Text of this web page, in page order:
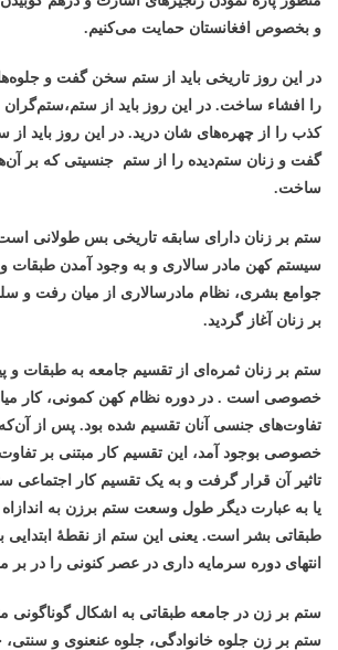
و بخصوص افغانستان حمایت می‌کنیم.
در این روز تاریخی باید از ستم سخن گفت و
را افشاء ساخت. در این روز باید از
کذب را از چهره‌های شان درید. در این روز باید
گفت و زنان ستم‌دیده را از ستم جنسیتی که بر
ساخت.
ستم بر زنان دارای سابقه تاریخی بس طولانی
سیستم کهن مادر سالاری و به وجود آمدن طبقات
جوامع بشری، نظام مادرسالاری از میان رفت و
بر زنان آغاز گردید.
ستم بر زنان ثمره‌ای از تقسیم جامعه به طبقات و
خصوصی است . در دوره نظام کهن کمونی، کار
تفاوت‌های جنسی آنان تقسیم شده بود. پس از
خصوصی بوجود آمد، این تقسیم کار مبتنی بر
تاثیر آن قرار گرفت و به یک تقسیم کار اجتماعی
یا به عبارت دیگر طول وسعت ستم برزن به اندازاه
طبقاتی بشر است. یعنی این ستم از نقطۀ ابتدایی
انتهای دوره سرمایه داری در عصر کنونی را در بر
ستم بر زن در جامعه طبقاتی به اشکال گوناگونی
ستم بر زن جلوه خانوادگی، جلوه عنعنوی و